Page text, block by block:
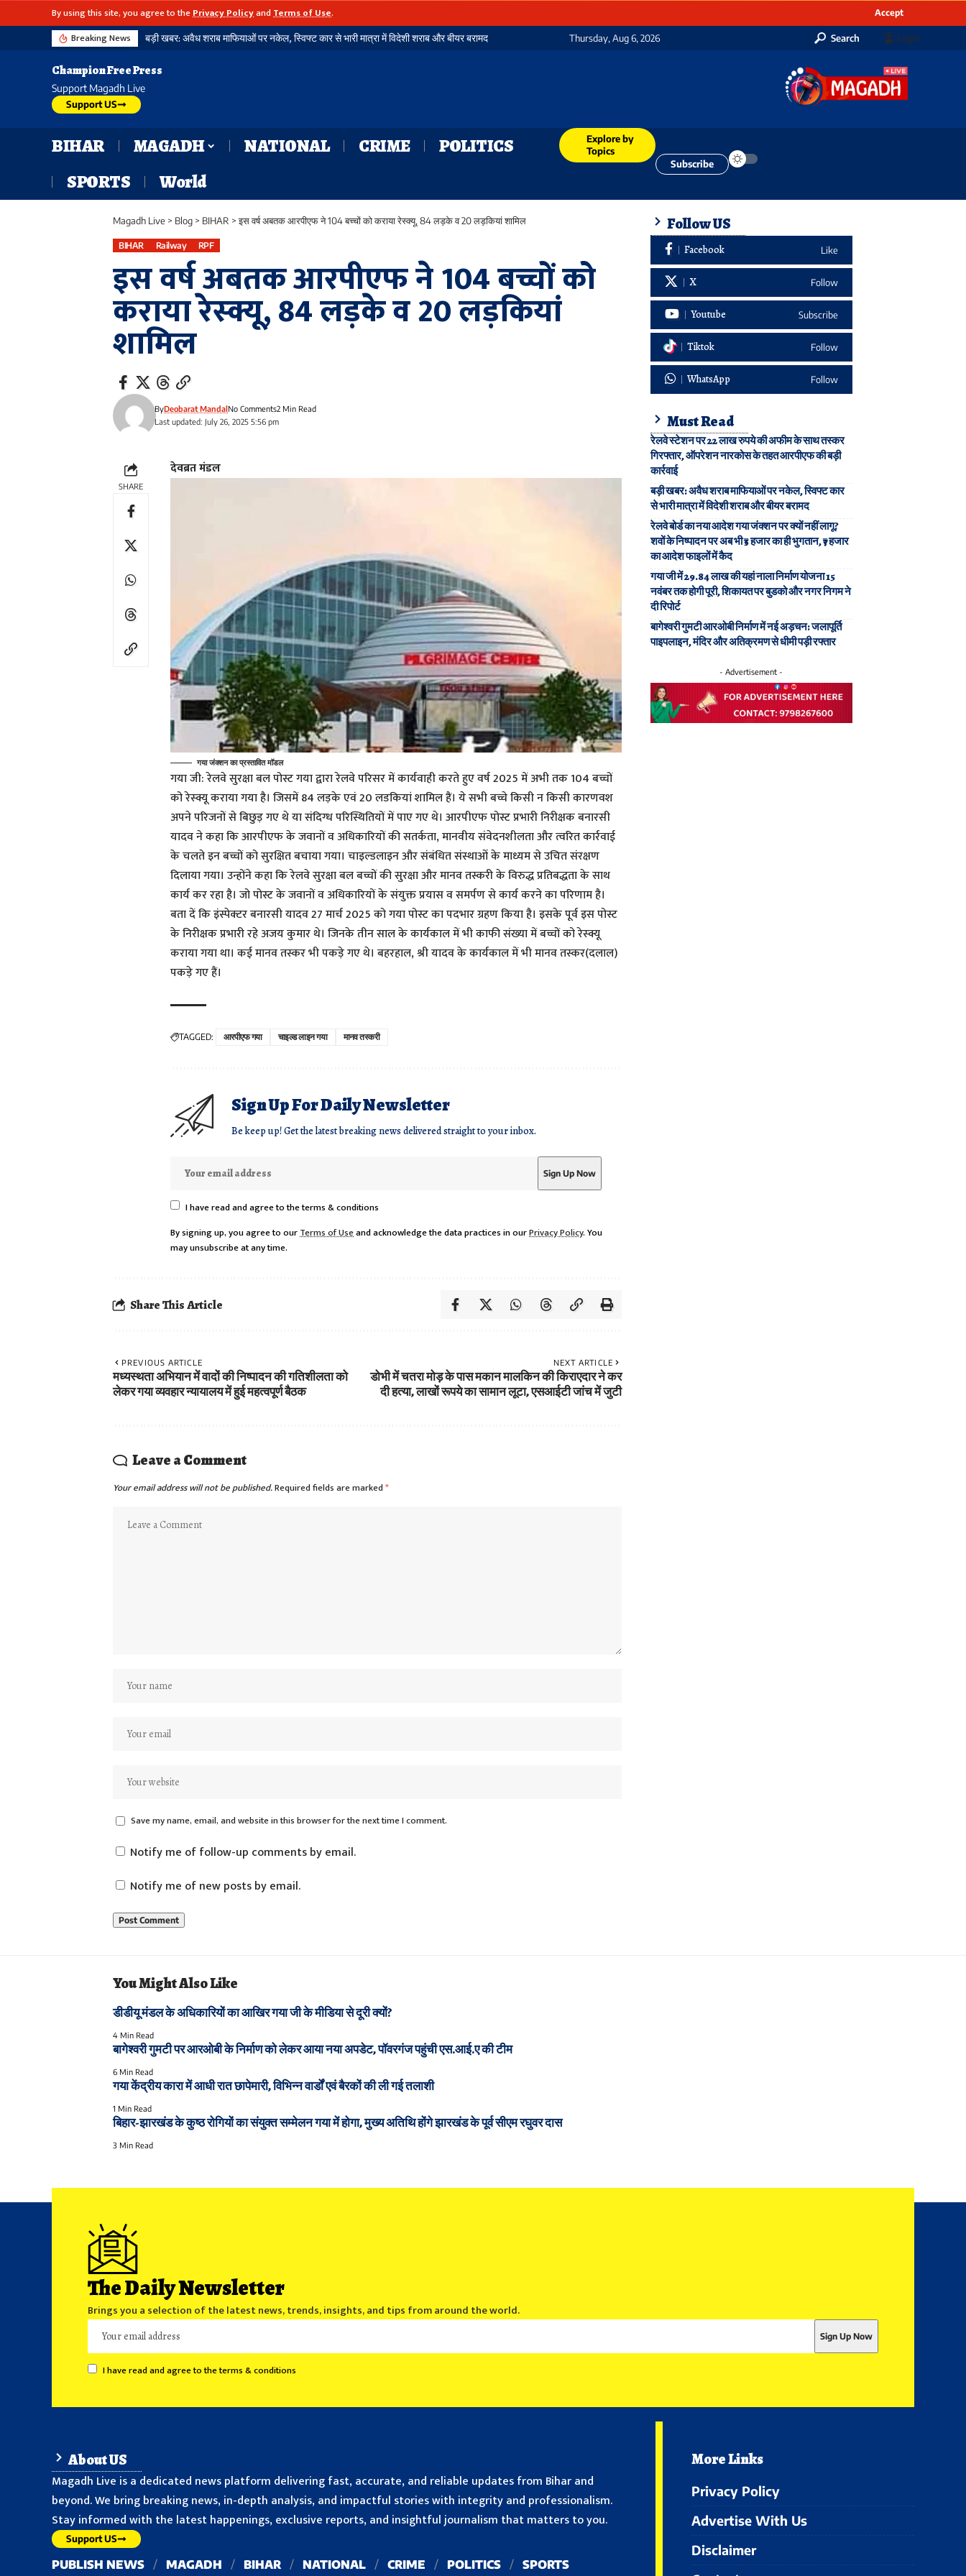
By using this site, you agree to thePrivacy PolicyandTerms of Use. Accept
Breaking News बड़ी खबर: अवैध शराब माफियाओं पर नकेल, स्विफ्ट कार से भारी मात्रा में विदेशी शराब और बीयर बरामद Thursday, Aug 6, 2026 Search Login
Champion Free Press
Support Magadh Live
Support US
BIHAR MAGADH NATIONAL CRIME
POLITICS
SPORTS
World
Explore by
Topics
Subscribe
Magadh Live > Blog > BIHAR >इस वर्ष अबतक आरपीएफ ने 104 बच्चों को कराया रेस्क्यू, 84 लड़के व 20 लड़कियां शामिल
BIHAR Railway RPF
इस वर्ष अबतक आरपीएफ ने 104 बच्चों को
कराया रेस्क्यू, 84 लड़के व 20 लड़कियां
शामिल
Last updated: July 26, 2025 5:56 pm
ByDeobarat MandalNo Comments2 Min Read
SHARE
देवब्रत मंडल
गया जंक्शन का प्रस्तावित मॉडल
गया जी: रेलवे सुरक्षा बल पोस्ट गया द्वारा रेलवे परिसर में कार्यवाही करते हुए वर्ष 2025 में अभी तक 104 बच्चों
को रेस्क्यू कराया गया है। जिसमें 84 लड़के एवं 20 लडकियां शामिल हैं। ये सभी बच्चे किसी न किसी कारणवश
अपने परिजनों से बिछुड़ गए थे या संदिग्ध परिस्थितियों में पाए गए थे। आरपीएफ पोस्ट प्रभारी निरीक्षक बनारसी
यादव ने कहा कि आरपीएफ के जवानों व अधिकारियों की सतर्कता, मानवीय संवेदनशीलता और त्वरित कार्रवाई
के चलते इन बच्चों को सुरक्षित बचाया गया। चाइल्डलाइन और संबंधित संस्थाओं के माध्यम से उचित संरक्षण
दिलाया गया। उन्होंने कहा कि रेलवे सुरक्षा बल बच्चों की सुरक्षा और मानव तस्करी के विरुद्ध प्रतिबद्धता के साथ
कार्य कर रहा है। जो पोस्ट के जवानों व अधिकारियों के संयुक्त प्रयास व समर्पण से कार्य करने का परिणाम है।
बता दें कि इंस्पेक्टर बनारसी यादव 27 मार्च 2025 को गया पोस्ट का पदभार ग्रहण किया है। इसके पूर्व इस पोस्ट
के निरीक्षक प्रभारी रहे अजय कुमार थे। जिनके तीन साल के कार्यकाल में भी काफी संख्या में बच्चों को रेस्क्यू
कराया गया था। कई मानव तस्कर भी पकड़े गए थे। बहरहाल, श्री यादव के कार्यकाल में भी मानव तस्कर(दलाल)
पकड़े गए हैं।
TAGGED: आरपीएफ गया चाइल्ड लाइन गया मानव तस्करी
Sign Up For Daily Newsletter
Be keep up! Get the latest breaking news delivered straight to your inbox.
I have read and agree to the terms & conditions
By signing up, you agree to ourTerms of Useand acknowledge the data practices in ourPrivacy Policy. You
may unsubscribe at any time.
Share This Article
PREVIOUS ARTICLE
मध्यस्थता अभियान में वादों की निष्पादन की गतिशीलता को
लेकर गया व्यवहार न्यायालय में हुई महत्वपूर्ण बैठक
NEXT ARTICLE
डोभी में चतरा मोड़ के पास मकान मालकिन की किराएदार ने कर
दी हत्या, लाखों रूपये का सामान लूटा, एसआईटी जांच में जुटी
Leave a Comment
Your email address will not be published.Required fields are marked*
Save my name, email, and website in this browser for the next time I comment.
Notify me of follow-up comments by email.
Notify me of new posts by email.
Follow US
Facebook Like
X Follow
Youtube Subscribe
Tiktok Follow
WhatsApp Follow
Must Read
रेलवे स्टेशन पर 22 लाख रुपये की अफीम के साथ तस्कर
गिरफ्तार, ऑपरेशन नारकोस के तहत आरपीएफ की बड़ी
कार्रवाई
बड़ी खबर: अवैध शराब माफियाओं पर नकेल, स्विफ्ट कार
से भारी मात्रा में विदेशी शराब और बीयर बरामद
रेलवे बोर्ड का नया आदेश गया जंक्शन पर क्यों नहीं लागू?
शवों के निष्पादन पर अब भी ₹5 हजार का ही भुगतान, ₹7 हजार
का आदेश फाइलों में कैद
गया जी में 29.84 लाख की यहां नाला निर्माण योजना 15
नवंबर तक होगी पूरी, शिकायत पर बुडको और नगर निगम ने
दी रिपोर्ट
बागेश्वरी गुमटी आरओबी निर्माण में नई अड़चन: जलापूर्ति
पाइपलाइन, मंदिर और अतिक्रमण से धीमी पड़ी रफ्तार
- Advertisement -
You Might Also Like
डीडीयू मंडल के अधिकारियों का आखिर गया जी के मीडिया से दूरी क्यों?
4 Min Read
बागेश्वरी गुमटी पर आरओबी के निर्माण को लेकर आया नया अपडेट, पॉवरगंज पहुंची एस.आई.ए की टीम
6 Min Read
गया केंद्रीय कारा में आधी रात छापेमारी, विभिन्न वार्डों एवं बैरकों की ली गई तलाशी
1 Min Read
बिहार-झारखंड के कुष्ठ रोगियों का संयुक्त सम्मेलन गया में होगा, मुख्य अतिथि होंगे झारखंड के पूर्व सीएम रघुवर दास
3 Min Read
The Daily Newsletter
Brings you a selection of the latest news, trends, insights, and tips from around the world.
I have read and agree to the terms & conditions
About US
Magadh Live is a dedicated news platform delivering fast, accurate, and reliable updates from Bihar and
beyond. We bring breaking news, in-depth analysis, and impactful stories with integrity and professionalism.
Stay informed with the latest happenings, exclusive reports, and insightful journalism that matters to you.
Support US
PUBLISH NEWS MAGADH BIHAR NATIONAL CRIME POLITICS SPORTS
More Links
Privacy Policy
Advertise With Us
Disclaimer